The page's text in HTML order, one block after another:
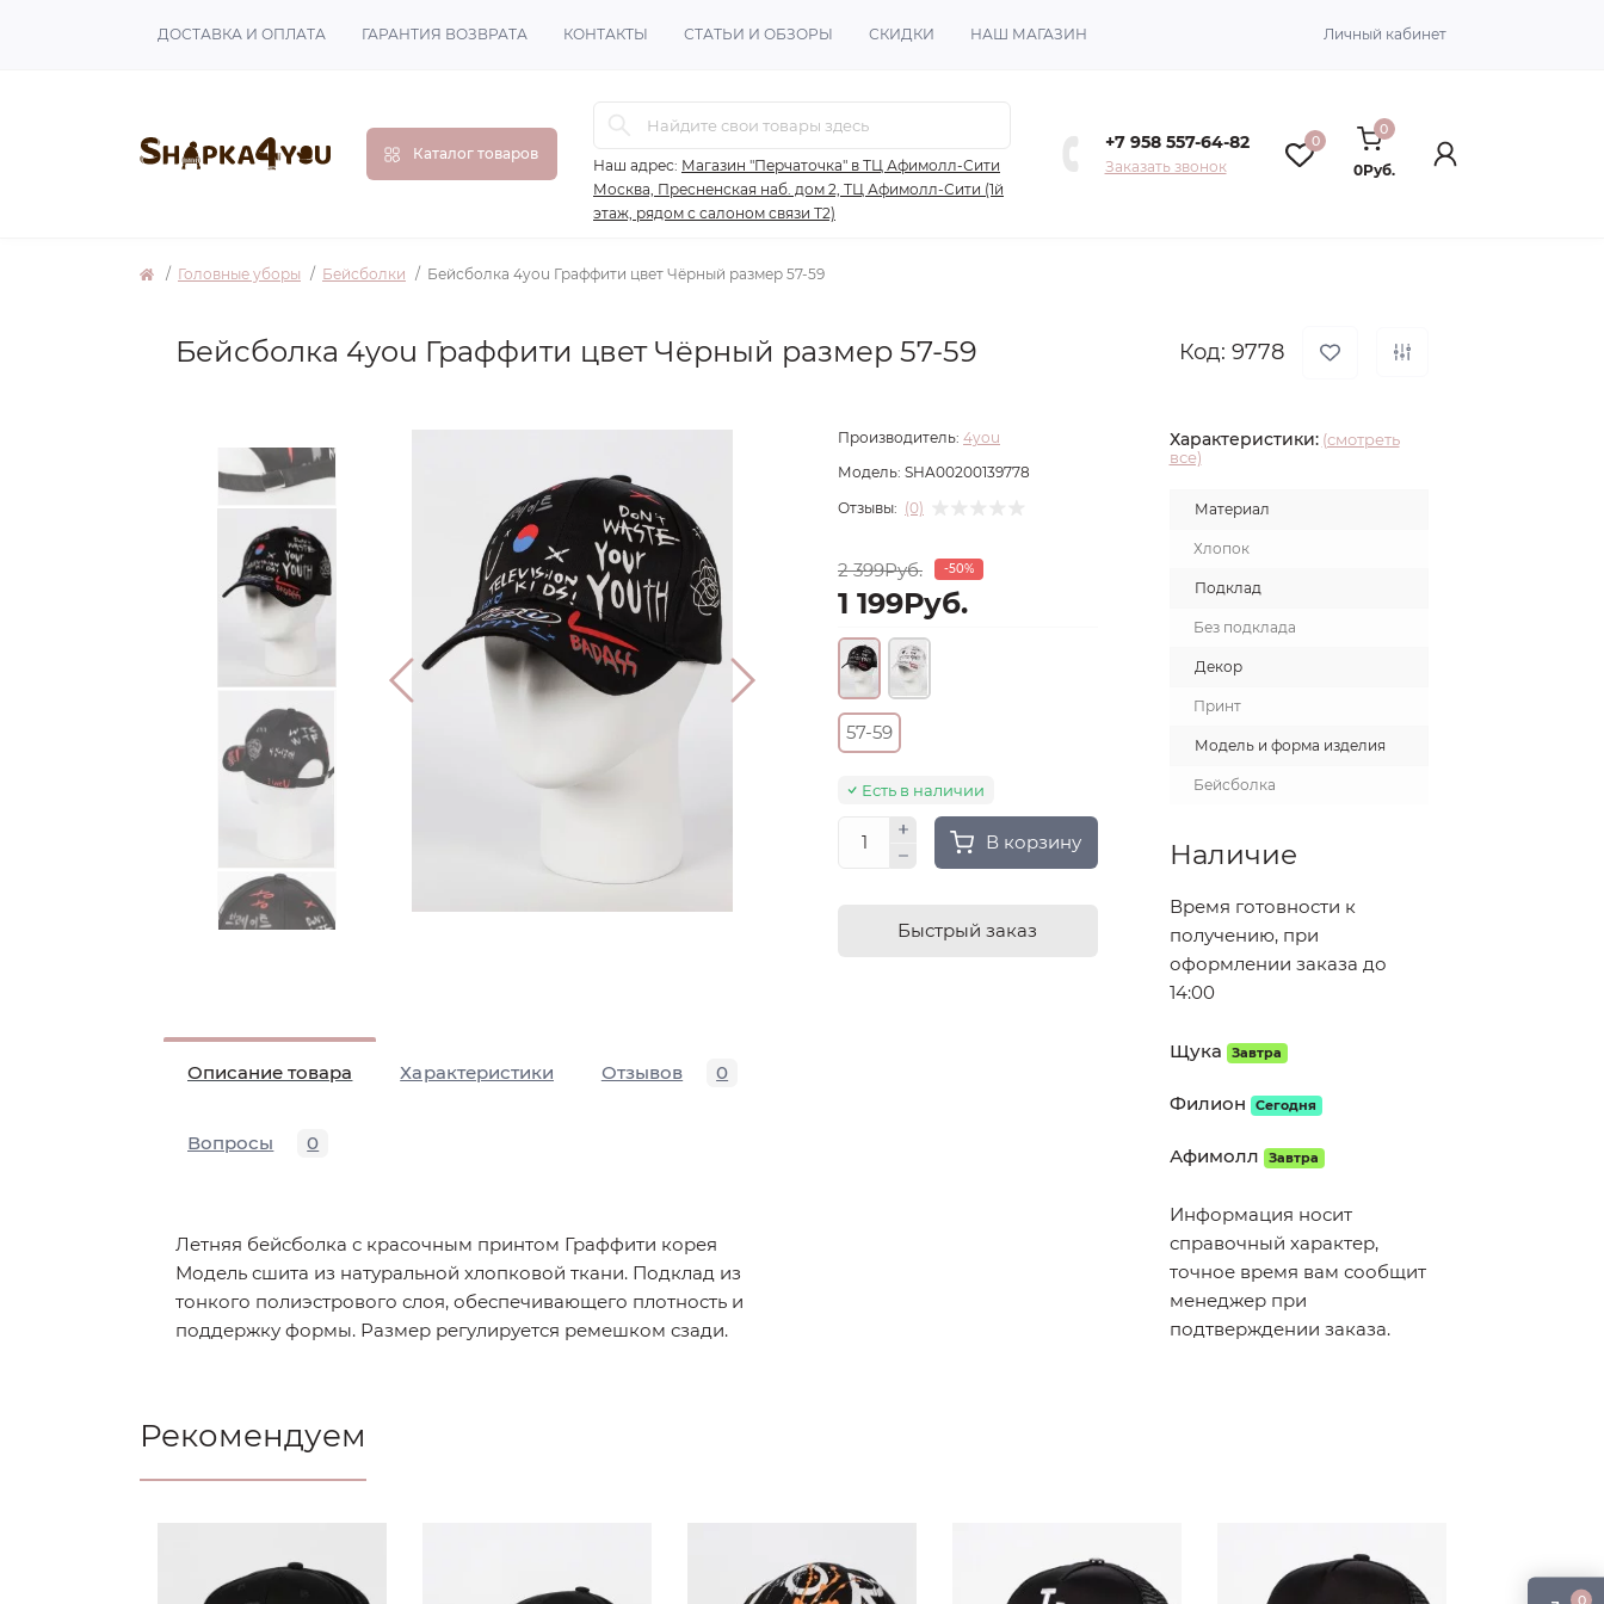
0
ДОСТАВКА И ОПЛАТА ГАРАНТИЯ ВОЗВРАТА КОНТАКТЫ СТАТЬИ И ОБЗОРЫ СКИДКИ НАШ МАГАЗИН Личный кабинет
Каталог товаров
Наш адрес: Магазин "Перчаточка" в ТЦ Афимолл-Сити
Москва, Пресненская наб. дом 2, ТЦ Афимолл-Сити (1й
этаж, рядом с салоном связи Т2)
+7 958 557-64-82
Заказать звонок
0
0
0Руб.
Головные уборы Бейсболки Бейсболка 4you Граффити цвет Чёрный размер 57-59
Бейсболка 4you Граффити цвет Чёрный размер 57-59 Код: 9778
Описание товара Характеристики Отзывов 0
Вопросы 0
Летняя бейсболка с красочным принтом Граффити корея
Модель сшита из натуральной хлопковой ткани. Подклад из
тонкого полиэстрового слоя, обеспечивающего плотность и
поддержку формы. Размер регулируется ремешком сзади.
Производитель: 4you
Модель: SHA00200139778
Отзывы: (0)
2 399Руб. -50%
1 199Руб.
57-59
Есть в наличии
В корзину
Быстрый заказ
Характеристики: (смотреть
все)
Материал
Хлопок
Подклад
Без подклада
Декор
Принт
Модель и форма изделия
Бейсболка
Наличие
Время готовности к
получению, при
оформлении заказа до
14:00
Щука Завтра
Филион Сегодня
Афимолл Завтра
Информация носит
справочный характер,
точное время вам сообщит
менеджер при
подтверждении заказа.
Рекомендуем